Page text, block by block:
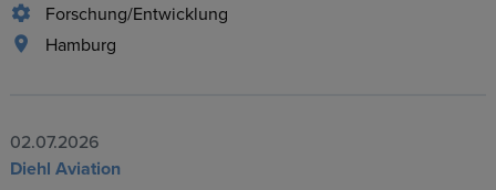
Forschung/Entwicklung
Hamburg
02.07.2026
Diehl Aviation